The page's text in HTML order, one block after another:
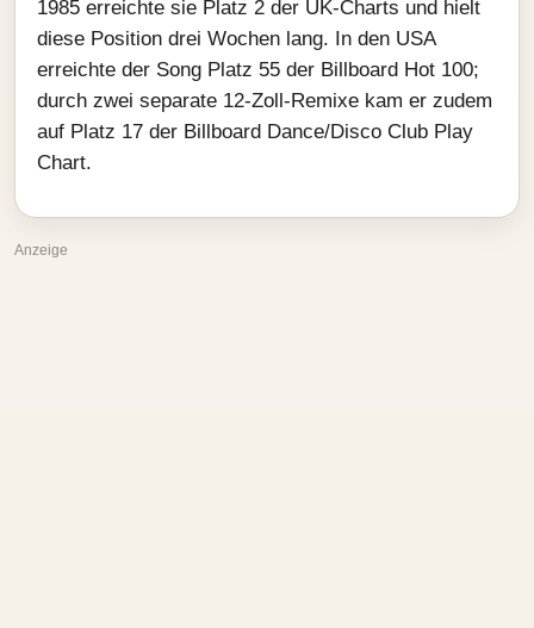
1985 erreichte sie Platz 2 der UK-Charts und hielt
diese Position drei Wochen lang. In den USA
erreichte der Song Platz 55 der Billboard Hot 100;
durch zwei separate 12-Zoll-Remixe kam er zudem
auf Platz 17 der Billboard Dance/Disco Club Play
Chart.
Anzeige